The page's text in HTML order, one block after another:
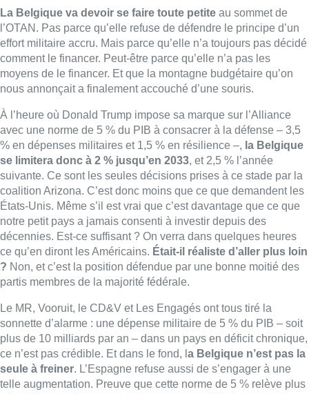
coalition Arizona. C’est donc moins que ce que demandent les
États-Unis. Même s’il est vrai que c’est davantage que ce que
notre petit pays a jamais consenti à investir depuis des
décennies. Est-ce suffisant ? On verra dans quelques heures
ce qu’en diront les Américains.Était-il réaliste d’aller plus loin
Non, et c’est la position défendue par une bonne moitié des
partis membres de la majorité fédérale.
Le MR, Vooruit, le CD&V et Les Engagés ont tous tiré la
sonnette d’alarme : une dépense militaire de 5 % du PIB – soit
plus de 10 milliards par an – dans un pays en déficit chronique,
ce n’est pas crédible. Et dans le fond, l
a Belgique n’est pas la
seule à freiner
. L’Espagne refuse aussi de s’engager à une
telle augmentation. Preuve que cette norme de 5 % relève plus
d’une vision idéologique, d’une posture politique, voire d’un
coup de com’, que d’une planification stratégique rationnelle.
Le ministre de la Défense, Theo Francken (NVA), n’a pas tout
perdu : avec34 milliards annoncés sur 10 ans,c’est, selon
lui, un« pas historique ». La communication nous paraît un peu
forcée. Car la décision fédérale ne dit encore rien sur la
manière de financer cet investissement colossal. Le ministre
des Affaires étrangères, Maxime Prévot, plus prudent, parle lui
d’un «
tournant stratégique »
. Il insiste sur la nécessité de
renforcer l’autonomie européenne, de sécuriser notre espace
aérien, nos stocks de munitions, nos capacités de